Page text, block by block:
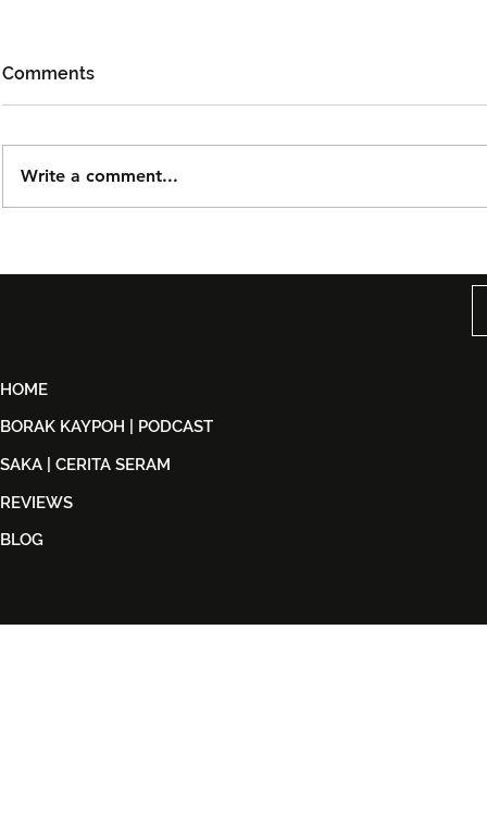
Dijual
Comments
Write a comment...
HOME
BORAK KAYPOH | PODCAST
SAKA | CERITA SERAM
REVIEWS
BLOG